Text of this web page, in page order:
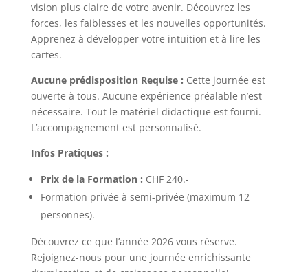
vision plus claire de votre avenir. Découvrez les
forces, les faiblesses et les nouvelles opportunités.
Apprenez à développer votre intuition et à lire les
cartes.
Aucune prédisposition Requise : Cette journée est
ouverte à tous. Aucune expérience préalable n’est
nécessaire. Tout le matériel didactique est fourni.
L’accompagnement est personnalisé.
Infos Pratiques :
Prix de la Formation : CHF 240.-
Formation privée à semi-privée (maximum 12
personnes).
Découvrez ce que l’année 2026 vous réserve.
Rejoignez-nous pour une journée enrichissante